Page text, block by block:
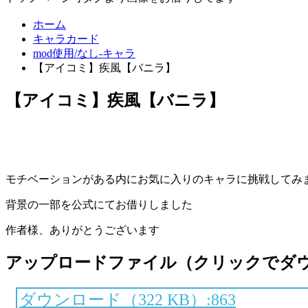
ホーム
キャラカード
mod使用/なし-キャラ
【アイコミ】疾風【バニラ】
【アイコミ】疾風【バニラ】
モチベーションがある内にお気に入りのキャラに挑戦してみ
背景の一部を公式にてお借りしました
作者様、ありがとうございます
アップロードファイル（クリックでダ
ダウンロード（322 KB）:863